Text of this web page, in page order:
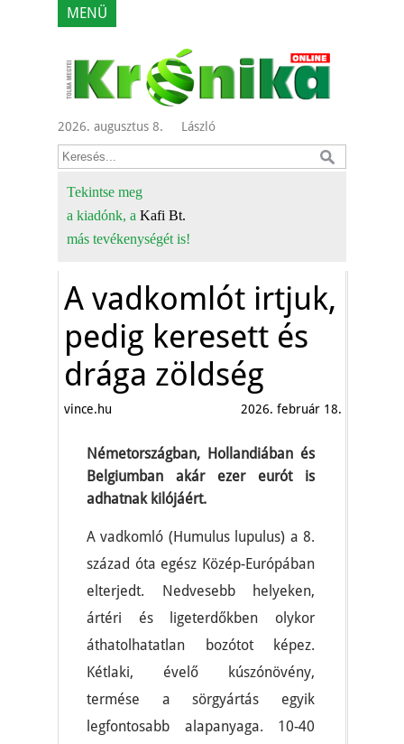
MENÜ
2026. augusztus 8. László
Tekintse meg
a kiadónk, a Kafi Bt.
más tevékenységét is!
A vadkomlót irtjuk,
pedig keresett és
drága zöldség
vince.hu 2026. február 18.
Németországban, Hollandiában és
Belgiumban akár ezer eurót is
adhatnak kilójáért.
A vadkomló (Humulus lupulus) a 8.
század óta egész Közép-Európában
elterjedt. Nedvesebb helyeken,
ártéri és ligeterdőkben olykor
áthatolhatatlan bozótot képez.
Kétlaki, évelő kúszónövény,
termése a sörgyártás egyik
legfontosabb alapanyaga. 10-40